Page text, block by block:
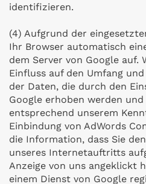
identifizieren.
(4) Aufgrund der
Ihr Browser automatisch
dem Server von Google auf.
Einfluss auf den Umfang
der Daten, die durch den
Google erhoben werden
entsprechend unserem
Einbindung von AdWords
die Information, dass Sie
unseres Internetauftritts
Anzeige von uns angeklickt
einem Dienst von Google